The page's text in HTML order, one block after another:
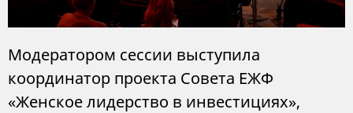
Модератором сессии выступила
координатор проекта Совета ЕЖФ
«Женское лидерство в инвестициях»,